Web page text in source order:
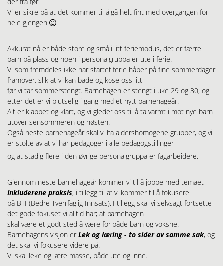
Vi er sikre på at det kommer til å gå helt fint med overgangen for
hele gjengen 
Akkurat nå er både store og små i litt feriemodus, det er færre
barn på plass og noen i personalgruppa er ute i ferie.
Vi som fremdeles ikke har startet ferie håper på fine sommerdager
framover, slik at vi kan bade og kose oss litt
før vi tar sommerstengt. Barnehagen er stengt i uke 29 og 30, og
etter det er vi plutselig i gang med et nytt barnehageår.
Alt er klappet og klart, og vi gleder oss til å ta varmt i mot nye barn
utover sensommeren og høsten.
Også neste barnehageår skal vi ha aldershomogene grupper, og vi
er stolte av at vi har pedagoger i alle pedagogstillinger
og at stadig flere i den øvrige personalgruppa er fagarbeidere.
Gjennom neste barnehageår kommer vi til å jobbe med temaet
Inkluderene praksis, i tillegg til at vi kommer til å fokusere
på BTI (Bedre Tverrfaglig Innsats). I tillegg skal vi selvsagt fortsette
det gode fokuset vi alltid har; at barnehagen
skal være et godt sted å være for både barn og voksne.
Barnehagens visjon erLek og læring - to sider av samme sak, og
det skal vi fokusere videre på.
Vi skal leke og lære masse, både ute og inne.